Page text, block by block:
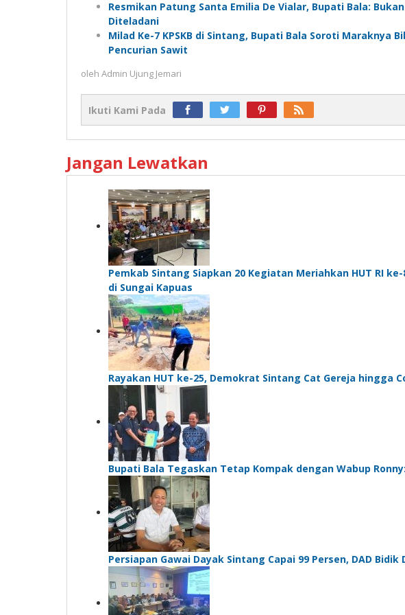
Resmikan Patung Santa Emilia De Vialar, Bupati Bala:
Diteladani
Milad Ke-7 KPSKB di Sintang, Bupati Bala Soroti Maraknya
Pencurian Sawit
oleh Admin Ujung Jemari
Ikuti Kami Pada
Jangan Lewatkan
Pemkab Sintang Siapkan 20 Kegiatan Meriahkan HUT RI
di Sungai Kapuas
Rayakan HUT ke-25, Demokrat Sintang Cat Gereja hingga
Bupati Bala Tegaskan Tetap Kompak dengan Wabup
Persiapan Gawai Dayak Sintang Capai 99 Persen, DAD